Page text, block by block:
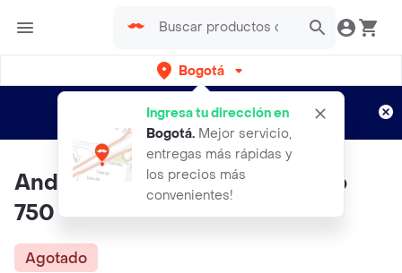
Bogotá
Ingresa tu dirección en
Bogotá. Mejor servicio,
entregas más rápidas y
los precios más
convenientes!
envíos gratis por semanas
Aplican TyC
Andre Vino Espumoso Moscato
750
Agotado